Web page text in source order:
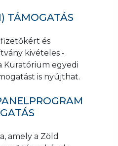
TÁMOGATÁS
és
kivételes -
Kuratórium egyedi
is nyújthat.
amely a Zöld